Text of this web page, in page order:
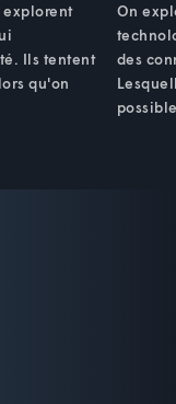
explorent
Ils tentent
qu'on
On
des